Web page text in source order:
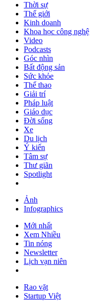
Thời sự
Thế giới
Kinh doanh
Khoa học công nghệ
Video
Podcasts
Góc nhìn
Bất động sản
Sức khỏe
Thể thao
Giải trí
Pháp luật
Giáo dục
Đời sống
Xe
Du lịch
Ý kiến
Tâm sự
Thư giãn
Spotlight
Ảnh
Infographics
Mới nhất
Xem Nhiều
Tin nóng
Newsletter
Lịch vạn niên
Rao vặt
Startup Việt